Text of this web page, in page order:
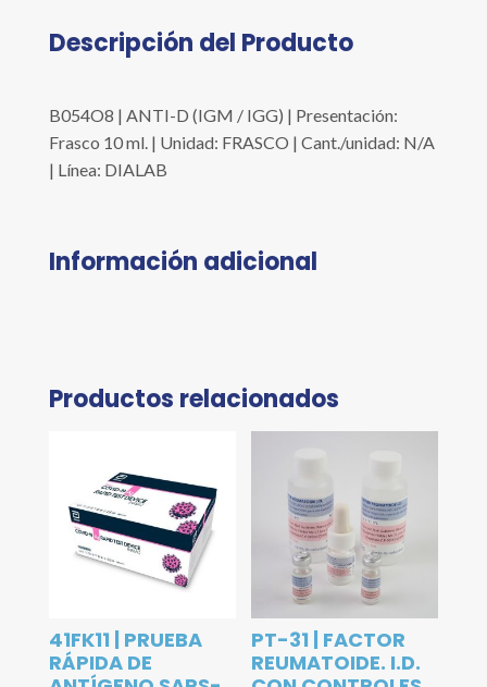
Descripción del Producto
B054O8 | ANTI-D (IGM / IGG) | Presentación:
Frasco 10 ml. | Unidad: FRASCO | Cant./unidad: N/A
| Línea: DIALAB
Información adicional
Productos relacionados
41FK11 | PRUEBA
RÁPIDA DE
PT-31 | FACTOR
REUMATOIDE. I.D.